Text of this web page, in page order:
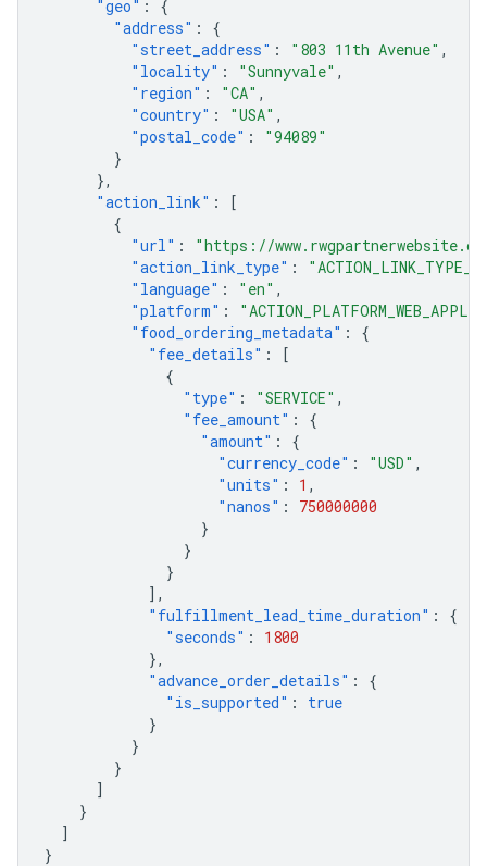
"geo" :
{
"address" :
{
"street_address" : "803 11th Avenue" ,
"locality" : "Sunnyvale" ,
"region" : "CA" ,
"country" : "USA" ,
"postal_code" :
"94089"
}
},
"action_link" :
[
{
"url" :
"https://
"action_link_type" :
"language" : "en" ,
"platform" :
"food_ordering_metadata" :
{
"fee_details" :
[
{
"type" : "SERVICE" ,
"fee_amount" :
{
"amount" :
{
"currency_code" : "USD" ,
"units" : 1 ,
"nanos" :
750000000
}
}
}
],
"fulfillment_lead_time_duration" :
{
"seconds" :
1800
},
"advance_order_details" :
{
"is_supported" :
true
}
}
}
]
}
]
}